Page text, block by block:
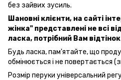
без зайвих зусиль.
Шановні клієнти, на сайті
жінка" представлені не всі
ласка, потрібний Вам
Будь ласка, пам'ятайте, що
обмінюється і не повертається
Розмір перуки універсальний